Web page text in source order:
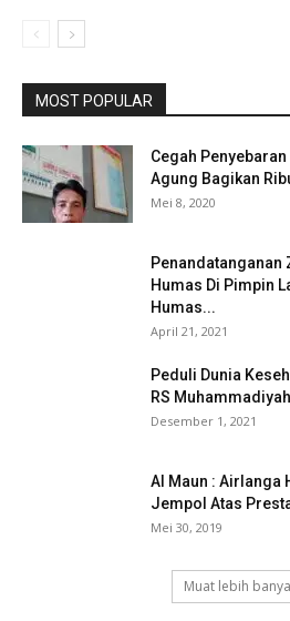
MOST POPULAR
Cegah
Agung Bagikan
Mei 8, 2020
Penandatanganan
Humas Di Pimpin
Humas...
April 21, 2021
Peduli Dunia
RS Muhammadiyah
Desember 1, 2021
Al Maun : Airlanga
Jempol Atas
Mei 30, 2019
Muat lebih